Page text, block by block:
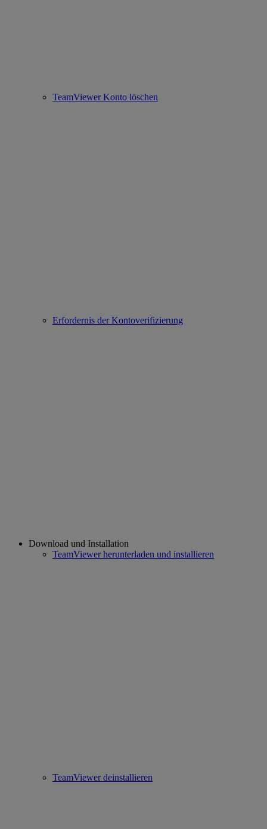
TeamViewer Konto löschen
Erfordernis der Kontoverifizierung
Download und Installation
TeamViewer herunterladen und installieren
TeamViewer deinstallieren